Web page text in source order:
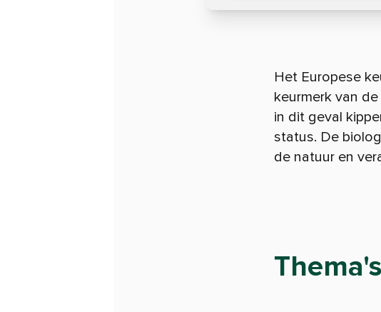
Het Europese
keurmerk van
in dit geval
status. De
de natuur en
Thema's